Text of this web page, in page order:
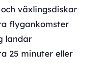
växlingsdiskar
flygankomster
landar
25 minuter eller